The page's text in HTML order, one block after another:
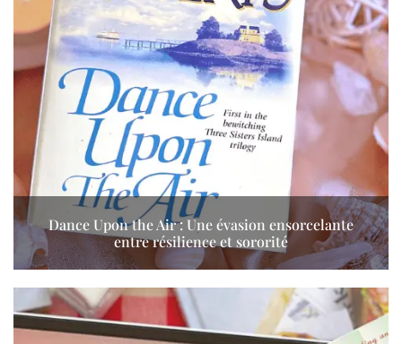
Dance Upon the Air : Une évasion ensorcelante
entre résilience et sororité